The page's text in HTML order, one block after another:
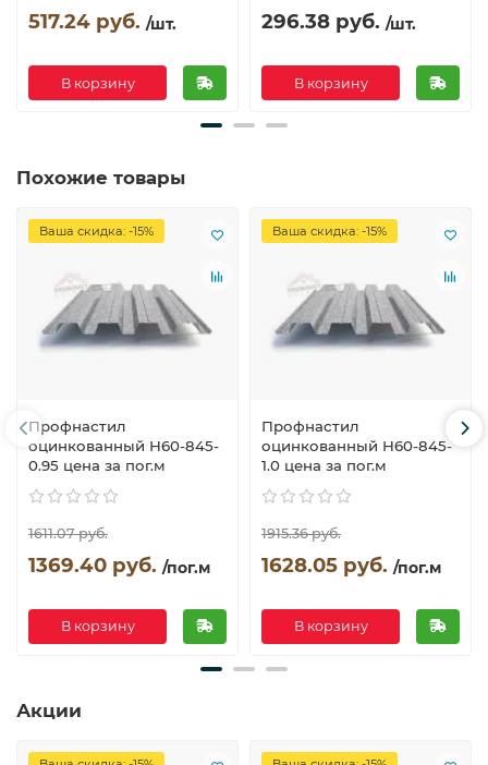
517.24 руб. /шт.
В корзину
296.38 руб. /шт.
В корзину
Похожие товары
Ваша скидка: -15%
Профнастил
оцинкованный Н60-845-
0.95 цена за пог.м
1611.07 руб.
1369.40 руб. /пог.м
В корзину
Ваша скидка: -15%
Профнастил
оцинкованный Н60-845-
1.0 цена за пог.м
1915.36 руб.
1628.05 руб. /пог.м
В корзину
Акции